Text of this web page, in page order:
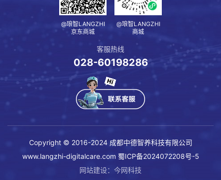
@琅智LANGZHI
京东商城
@琅智LANGZHI
商城
客服热线
028-60198286
Copyright © 2016-2024 成都中德智养科技有限公司
www.langzhi-digitalcare.com 蜀ICP备2024072208号-5
网站建设： 今网科技